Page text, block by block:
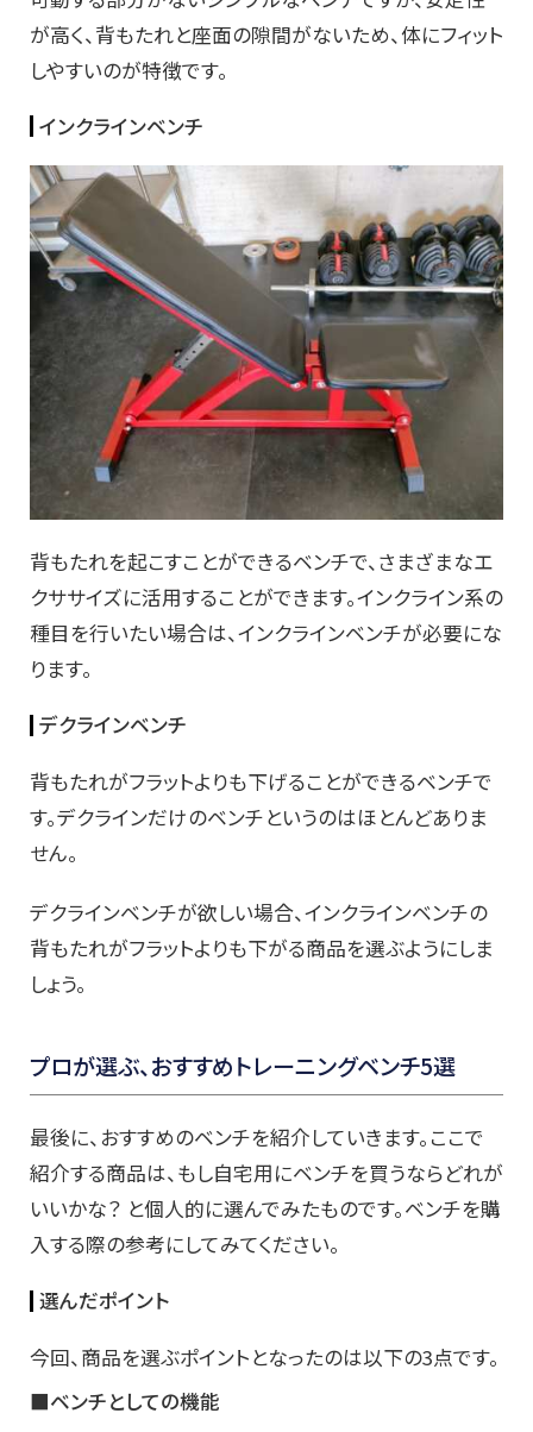
が高く、背もたれと座面の隙間がないため、体にフィット
しやすいのが特徴です。
インクラインベンチ
背もたれを起こすことができるベンチで、さまざまなエ
クササイズに活用することができます。インクライン系の
種目を行いたい場合は、インクラインベンチが必要にな
ります。
デクラインベンチ
背もたれがフラットよりも下げることができるベンチで
す。デクラインだけのベンチというのはほとんどありま
せん。
デクラインベンチが欲しい場合、インクラインベンチの
背もたれがフラットよりも下がる商品を選ぶようにしま
しょう。
プロが選ぶ、おすすめトレーニングベンチ5選
最後に、おすすめのベンチを紹介していきます。ここで
紹介する商品は、もし自宅用にベンチを買うならどれが
いいかな？ と個人的に選んでみたものです。ベンチを購
入する際の参考にしてみてください。
選んだポイント
今回、商品を選ぶポイントとなったのは以下の3点です。
■ベンチとしての機能